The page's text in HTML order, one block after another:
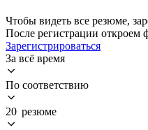
Чтобы видеть все резюме,
После регистрации откроем
Зарегистрироваться
За всё время
По соответствию
20 резюме